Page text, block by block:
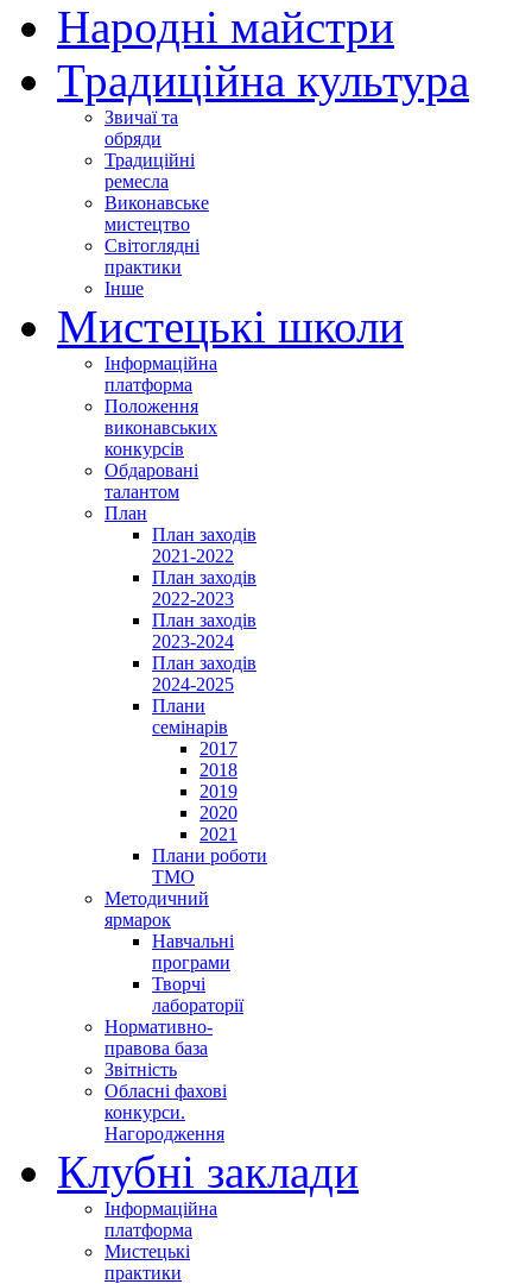
Народні майстри
Традиційна культура
Звичаї та
обряди
Традиційні
ремесла
Виконавське
мистецтво
Світоглядні
практики
Інше
Мистецькі школи
Інформаційна
платформа
Положення
виконавських
конкурсів
Обдаровані
талантом
План
План заходів
2021-2022
План заходів
2022-2023
План заходів
2023-2024
План заходів
2024-2025
Плани
семінарів
2017
2018
2019
2020
2021
Плани роботи
ТМО
Методичний
ярмарок
Навчальні
програми
Творчі
лабораторії
Нормативно-
правова база
Звітність
Обласні фахові
конкурси.
Нагородження
Клубні заклади
Інформаційна
платформа
Мистецькі
практики